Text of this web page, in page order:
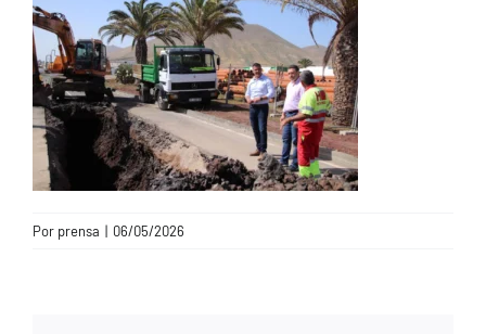
CONTACTO
Por prensa | 06/05/2026